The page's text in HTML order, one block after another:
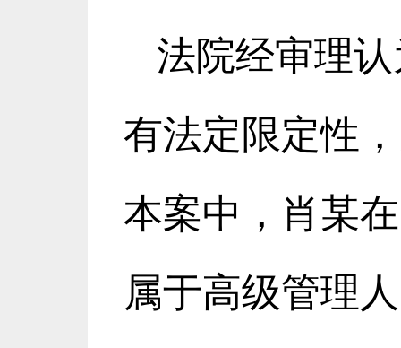
法院经审理
有法定限定性
本案中，肖某
属于高级管理